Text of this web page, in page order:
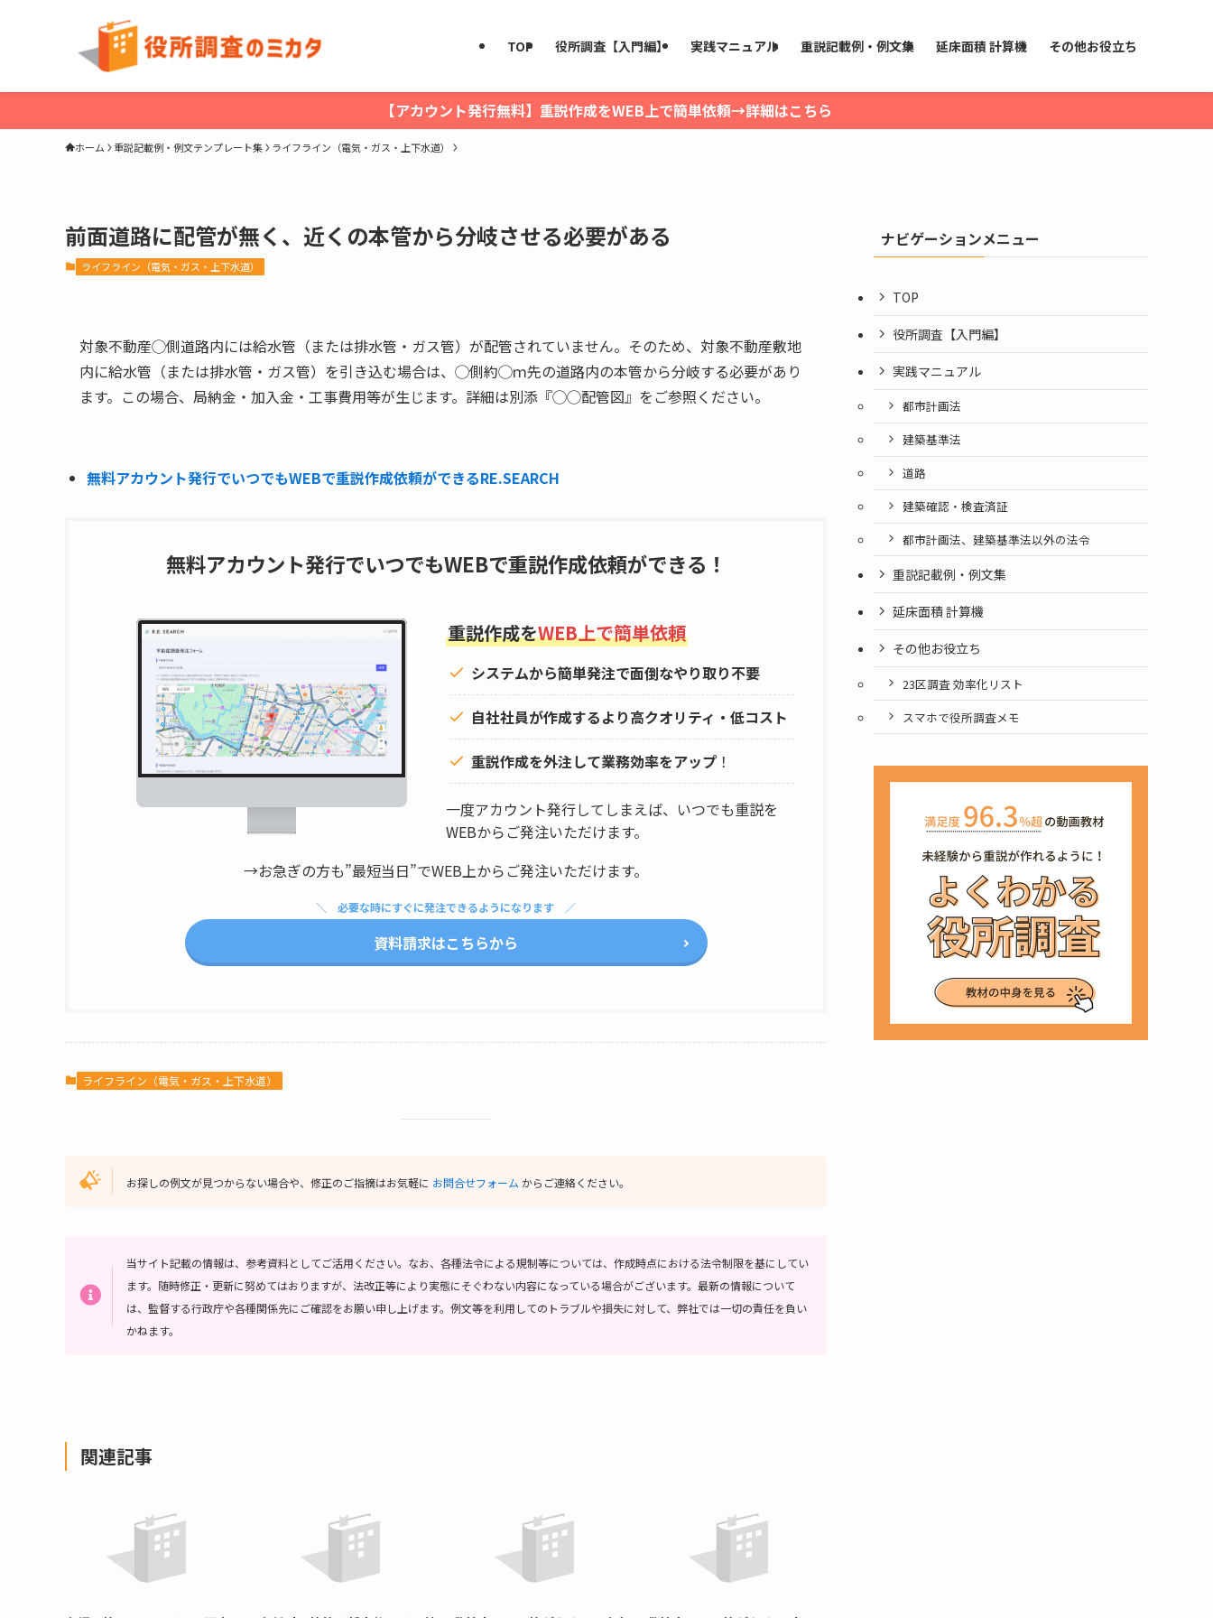
TOP 役所調査【入門編】 実践マニュアル 重説記載例・例文集 延床面積 計算機 その他お役立ち
【アカウント発行無料】重説作成をWEB上で簡単依頼→詳細はこちら
ホーム 重説記載例・例文テンプレート集 ライフライン（電気・ガス・上下水道）
前面道路に配管が無く、近くの本管から分岐させる必要がある
ライフライン（電気・ガス・上下水道）
対象不動産◯側道路内には給水管（または排水管・ガス管）が配管されていません。そのため、対象不動産敷地
内に給水管（または排水管・ガス管）を引き込む場合は、◯側約◯ｍ先の道路内の本管から分岐する必要があり
ます。この場合、局納金・加入金・工事費用等が生じます。詳細は別添『◯◯配管図』をご参照ください。
無料アカウント発行でいつでもWEBで重説作成依頼ができるRE.SEARCH
無料アカウント発行でいつでもWEBで重説作成依頼ができる！
重説作成をWEB上で簡単依頼
システムから簡単発注で面倒なやり取り不要
自社社員が作成するより高クオリティ・低コスト
重説作成を外注して業務効率をアップ ！
一度アカウント発行してしまえば、いつでも重説を
WEBからご発注いただけます。
→お急ぎの方も”最短当日”でWEB上からご発注いただけます。
必要な時にすぐに発注できるようになります
資料請求はこちらから
ライフライン（電気・ガス・上下水道）
お探しの例文が見つからない場合や、修正のご指摘はお気軽に お問合せフォーム からご連絡ください。
当サイト記載の情報は、参考資料としてご活用ください。 なお、各種法令による規制等については、作成時点における法令制限を基にしてい
ます。随時修正・更新に努めてはおりますが、法改正等により実態にそぐわない内容になっている場合がございます。最新の情報について
は、監督する行政庁や各種関係先にご確認をお願い申し上げます。 例文等を利用してのトラブルや損失に対して、弊社では一切の責任を負い
かねます。
関連記事
ナビゲーションメニュー
TOP
役所調査【入門編】
実践マニュアル
都市計画法
建築基準法
道路
建築確認・検査済証
都市計画法、建築基準法以外の法令
重説記載例・例文集
延床面積 計算機
その他お役立ち
23区調査 効率化リスト
スマホで役所調査メモ